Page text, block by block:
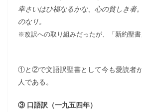
幸さいはひ福なるかな、心の貧しき者
のなり。
※改訳への取り組みだったが、「新約聖書
①と②で文語訳聖書として今も愛読者
人である。
③ 口語訳（一九五四年）